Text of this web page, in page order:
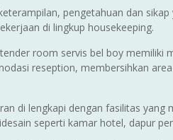
pengetahuan dan
di lingkup housekeeping.
room servis bel boy memiliki
reseption, membersihkan
di lengkapi dengan fasilitas
seperti kamar hotel, dapur